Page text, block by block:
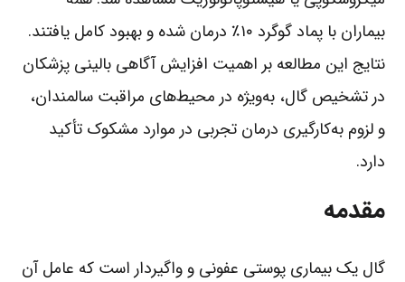
بیماران با پماد گوگرد ۱۰٪ درمان شده و بهبود کامل یافتند.
نتایج این مطالعه بر اهمیت افزایش آگاهی بالینی پزشکان
در تشخیص گال، به‌ویژه در محیط‌های مراقبت سالمندان،
و لزوم به‌کارگیری درمان تجربی در موارد مشکوک تأکید
دارد.
مقدمه
گال یک بیماری پوستی عفونی و واگیردار است که عامل آن